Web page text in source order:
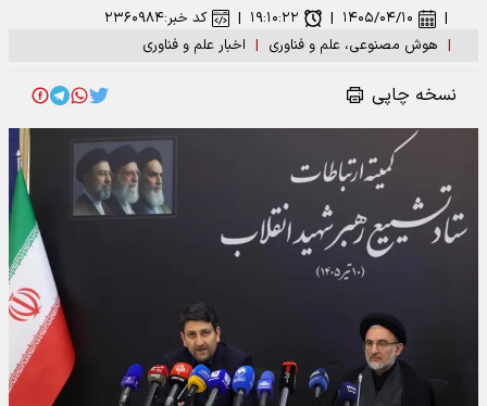
| هوش مصنوعی، علم و فناوری | اخبار علم و فناوری
| ۱۴۰۵/۰۴/۱۰ | ۱۹:۱۰:۲۲ | کد خبر:۲۳۶۰۹۸۴
نسخه چاپی